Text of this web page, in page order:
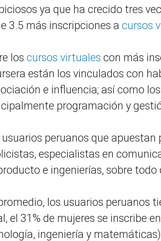
ya que ha crecido tres
3.5 más inscripciones a cursos
los cursos virtuales con más
están los vinculados con
e influencia; así como
programación y
usuarios peruanos que apuestan
especialistas en
e ingenierías, sobre
los usuarios peruanos
el 31% de mujeres se inscribe
ingeniería y